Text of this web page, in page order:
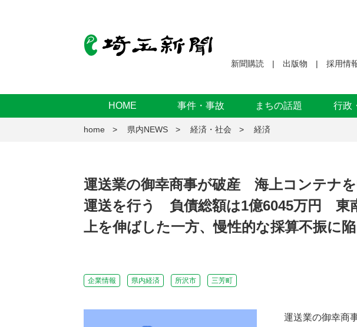
新聞購読 出版物 採用情
HOME 事件・事故 まちの話題 行政
home 県内NEWS 経済・社会 経済
運送業の御幸商事が破産 海上コンテナ
運送を行う 負債総額は1億6045万円 東
上を伸ばした一方、慢性的な採算不振に
企業情報 県内経済 所沢市 三芳町
運送業の御幸商